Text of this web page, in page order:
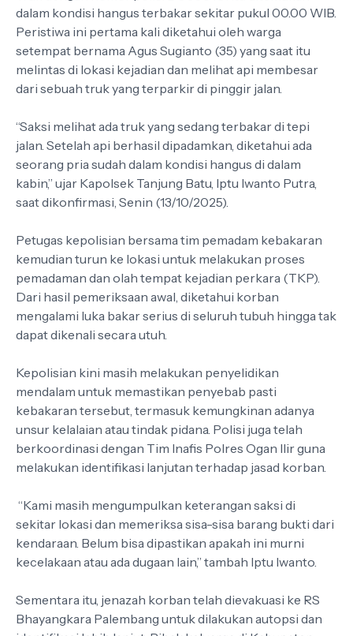
dalam kondisi hangus terbakar sekitar pukul 00.00 WIB.
Peristiwa ini pertama kali diketahui oleh warga
setempat bernama Agus Sugianto (35) yang saat itu
melintas di lokasi kejadian dan melihat api membesar
dari sebuah truk yang terparkir di pinggir jalan.
“Saksi melihat ada truk yang sedang terbakar di tepi
jalan. Setelah api berhasil dipadamkan, diketahui ada
seorang pria sudah dalam kondisi hangus di dalam
kabin,” ujar Kapolsek Tanjung Batu, Iptu Iwanto Putra,
saat dikonfirmasi, Senin (13/10/2025).
Petugas kepolisian bersama tim pemadam kebakaran
kemudian turun ke lokasi untuk melakukan proses
pemadaman dan olah tempat kejadian perkara (TKP).
Dari hasil pemeriksaan awal, diketahui korban
mengalami luka bakar serius di seluruh tubuh hingga tak
dapat dikenali secara utuh.
Kepolisian kini masih melakukan penyelidikan
mendalam untuk memastikan penyebab pasti
kebakaran tersebut, termasuk kemungkinan adanya
unsur kelalaian atau tindak pidana. Polisi juga telah
berkoordinasi dengan Tim Inafis Polres Ogan Ilir guna
melakukan identifikasi lanjutan terhadap jasad korban.
“Kami masih mengumpulkan keterangan saksi di
sekitar lokasi dan memeriksa sisa-sisa barang bukti dari
kendaraan. Belum bisa dipastikan apakah ini murni
kecelakaan atau ada dugaan lain,” tambah Iptu Iwanto.
Sementara itu, jenazah korban telah dievakuasi ke RS
Bhayangkara Palembang untuk dilakukan autopsi dan